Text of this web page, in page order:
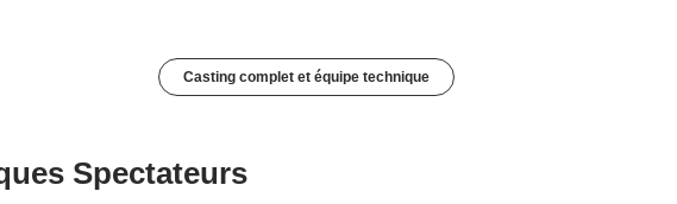
Casting complet et équipe technique
Spectateurs